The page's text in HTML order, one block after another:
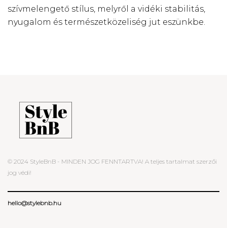
szívmelengető stílus, melyről a vidéki stabilitás,
nyugalom és természetközeliség jut eszünkbe.
© 2024 StyleBnB - MINDEN JOG FENNTARTVA! A teljes tartalmat szerzői
jog védi!
hello@stylebnb.hu